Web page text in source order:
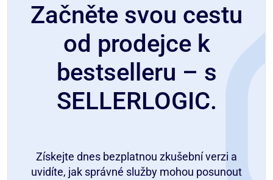
Začněte svou cestu
od prodejce k
bestselleru – s
SELLERLOGIC.
Získejte dnes bezplatnou zkušební verzi a
uvidíte, jak správné služby mohou posunout